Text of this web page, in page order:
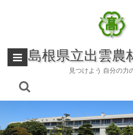
島根県立出雲農
見つけよう 自分の力